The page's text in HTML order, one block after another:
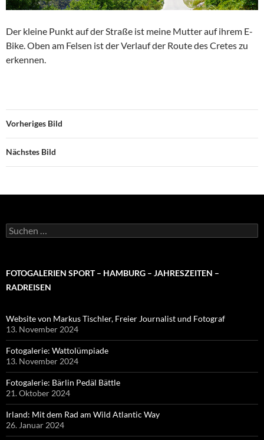
Der kleine Punkt auf der Straße ist meine Mutter auf ihrem E-
Bike. Oben am Felsen ist der Verlauf der Route des Cretes zu
erkennen.
Vorheriges Bild
Nächstes Bild
Suchen
nach:
FOTOGALERIEN SPORT – HAMBURG – JAHRESZEITEN –
RADREISEN
Website von Markus Tischler, Freier Journalist und Fotograf
13. November 2024
Fotogalerie: Wattolümpiade
13. November 2024
Fotogalerie: Bärlin Pedäl Bättle
21. Oktober 2024
Irland: Mit dem Rad am Wild Atlantic Way
26. Januar 2024